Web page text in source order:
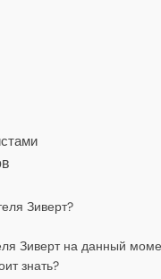
Зиверт?
Зиверт на данный
знать?